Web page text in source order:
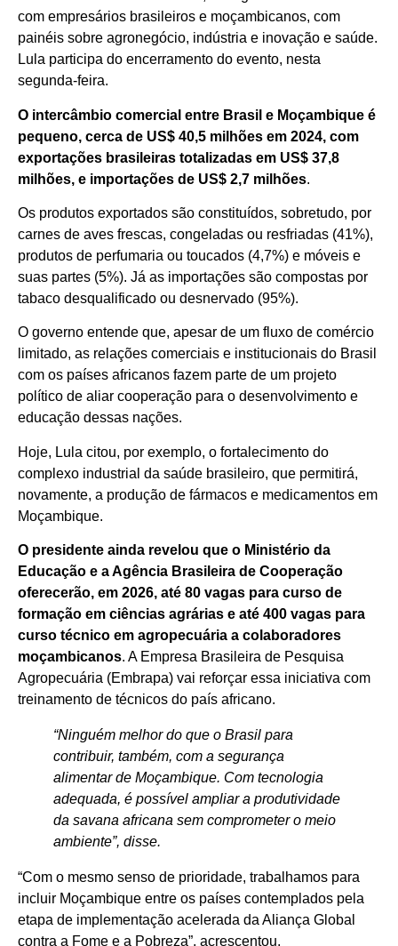
com empresários brasileiros e moçambicanos, com
painéis sobre agronegócio, indústria e inovação e saúde.
Lula participa do encerramento do evento, nesta
segunda-feira.
O intercâmbio comercial entre Brasil e Moçambique é
pequeno, cerca de US$ 40,5 milhões em 2024, com
exportações brasileiras totalizadas em US$ 37,8
milhões, e importações de US$ 2,7 milhões.
Os produtos exportados são constituídos, sobretudo, por
carnes de aves frescas, congeladas ou resfriadas (41%),
produtos de perfumaria ou toucados (4,7%) e móveis e
suas partes (5%). Já as importações são compostas por
tabaco desqualificado ou desnervado (95%).
O governo entende que, apesar de um fluxo de comércio
limitado, as relações comerciais e institucionais do Brasil
com os países africanos fazem parte de um projeto
político de aliar cooperação para o desenvolvimento e
educação dessas nações.
Hoje, Lula citou, por exemplo, o fortalecimento do
complexo industrial da saúde brasileiro, que permitirá,
novamente, a produção de fármacos e medicamentos em
Moçambique.
O presidente ainda revelou que o Ministério da
Educação e a Agência Brasileira de Cooperação
oferecerão, em 2026, até 80 vagas para curso de
formação em ciências agrárias e até 400 vagas para
curso técnico em agropecuária a colaboradores
moçambicanos. A Empresa Brasileira de Pesquisa
Agropecuária (Embrapa) vai reforçar essa iniciativa com
treinamento de técnicos do país africano.
“Ninguém melhor do que o Brasil para
contribuir, também, com a segurança
alimentar de Moçambique. Com tecnologia
adequada, é possível ampliar a produtividade
da savana africana sem comprometer o meio
ambiente”, disse.
“Com o mesmo senso de prioridade, trabalhamos para
incluir Moçambique entre os países contemplados pela
etapa de implementação acelerada da Aliança Global
contra a Fome e a Pobreza”, acrescentou.